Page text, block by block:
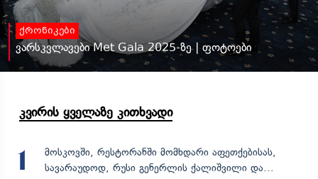
ქრონიკები
ვარსკვლავები Met Gala 2025-ზე | ფოტოები
კვირის ყველაზე კითხვადი
1
მოსკოვში, რესტორანში მომხდარი აფეთქებისას,
სავარაუდოდ, რუსი გენერლის ქალიშვილი და...